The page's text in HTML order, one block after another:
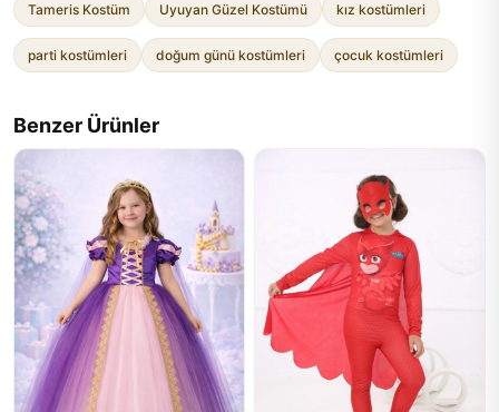
Tameris Kostüm Uyuyan Güzel Kostümü kız kostümleri
parti kostümleri doğum günü kostümleri çocuk kostümleri
Benzer Ürünler